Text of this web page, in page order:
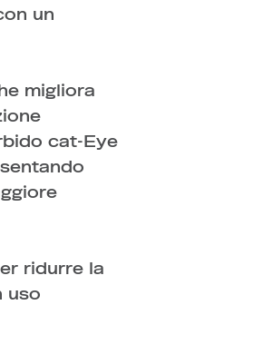
un
migliora
cat-Eye
ridurre la
uso